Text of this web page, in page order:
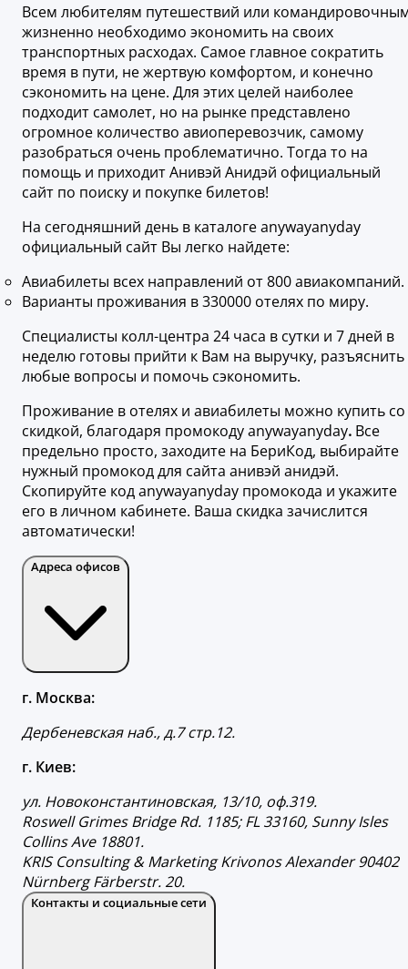
Всем любителям путешествий или
жизненно необходимо экономить на своих
транспортных расходах. Самое главное сократить
время в пути, не жертвую комфортом, и конечно
сэкономить на цене. Для этих целей наиболее
подходит самолет, но на рынке представлено
огромное количество авиоперевозчик, самому
разобраться очень проблематично. Тогда то на
помощь и приходит Анивэй Анидэй официальный
сайт по поиску и покупке билетов!
На сегодняшний день в каталоге anywayanyday
официальный сайт Вы легко найдете:
Авиабилеты всех направлений от 800 авиакомпаний.
Варианты проживания в 330000 отелях по миру.
Специалисты колл-центра 24 часа в сутки и 7 дней в
неделю готовы прийти к Вам на выручку, разъяснить
любые вопросы и помочь сэкономить.
Проживание в отелях и авиабилеты можно купить со
скидкой, благодаря промокоду anywayanyday. Все
предельно просто, заходите на БериКод, выбирайте
нужный промокод для сайта анивэй анидэй.
Скопируйте код anywayanyday промокода и укажите
его в личном кабинете. Ваша скидка зачислится
автоматически!
Адреса офисов
г. Москва:
Дербеневская наб., д.7 стр.12.
г. Киев:
ул. Новоконстантиновская, 13/10, оф.319.
Roswell Grimes Bridge Rd. 1185; FL 33160, Sunny Isles
Collins Ave 18801.
KRIS Consulting & Marketing Krivonos Alexander 90402
Nürnberg Färberstr. 20.
Контакты и социальные сети